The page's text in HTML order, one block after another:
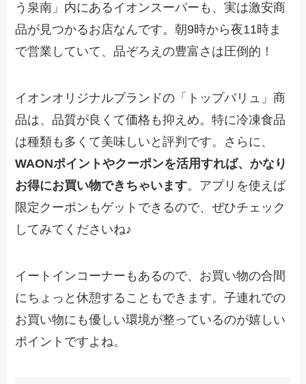
う泉南」内にあるイオンスーパーも、実は激安商
品が見つかるお店なんです。朝9時から夜11時ま
で営業していて、品ぞろえの豊富さは圧倒的！
イオンオリジナルブランドの「トップバリュ」商
品は、品質が良くて価格も抑えめ。特に冷凍食品
は種類も多くて美味しいと評判です。さらに、
WAONポイントやクーポンを活用すれば、かなり
お得にお買い物できちゃいます。アプリを使えば
限定クーポンもゲットできるので、ぜひチェック
してみてくださいね♪
イートインコーナーもあるので、お買い物の合間
にちょっと休憩することもできます。子連れでの
お買い物にも優しい環境が整っているのが嬉しい
ポイントですよね。